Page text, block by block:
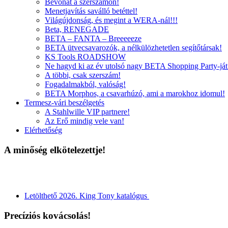
Bevonat a szerszámon!
Menetjavítás saválló betéttel!
Világújdonság, és megint a WERA-nál!!!
Beta, RENEGADE
BETA – FANTA – Breeeeeze
BETA ütvecsavarozók, a nélkülözhetetlen segítőtársak!
KS Tools ROADSHOW
Ne hagyd ki az év utolsó nagy BETA Shopping Party-
A többi, csak szerszám!
Fogadalmakból, valóság!
BETA Morphos, a csavarhúzó, ami a marokhoz idomul!
Termesz-vári beszélgetés
A Stahlwille VIP partnere!
Az Erő mindig vele van!
Elérhetőség
A minőség elkötelezettje!
Letölthető 2026. King Tony katalógus
Precíziós kovácsolás!